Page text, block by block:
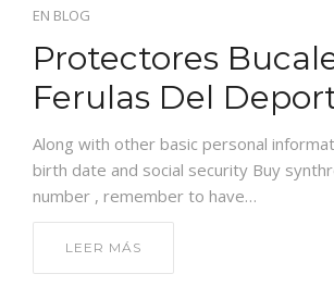
EN BLOG
Protectores
Ferulas Del
Along with other basic personal
birth date and social security Buy
number , remember to have…
LEER MÁS